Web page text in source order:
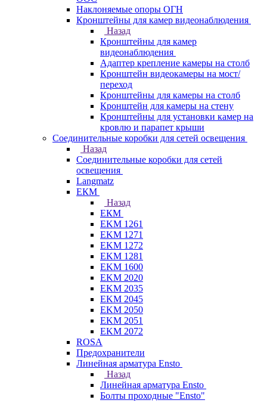
Наклоняемые опоры ОГН
Кронштейны для камер видеонаблюдения
Назад
Кронштейны для камер
видеонаблюдения
Адаптер крепление камеры на столб
Кронштейн видеокамеры на мост/
переход
Кронштейны для камеры на столб
Кронштейн для камеры на стену
Кронштейны для установки камер на
кровлю и парапет крыши
Соединительные коробки для сетей освещения
Назад
Соединительные коробки для сетей
освещения
Langmatz
ЕКМ
Назад
ЕКМ
EKM 1261
EKM 1271
EKM 1272
EKM 1281
EKM 1600
EKM 2020
EKM 2035
EKM 2045
EKM 2050
EKM 2051
EKM 2072
ROSA
Предохранители
Линейная арматура Ensto
Назад
Линейная арматура Ensto
Болты проходные "Ensto"